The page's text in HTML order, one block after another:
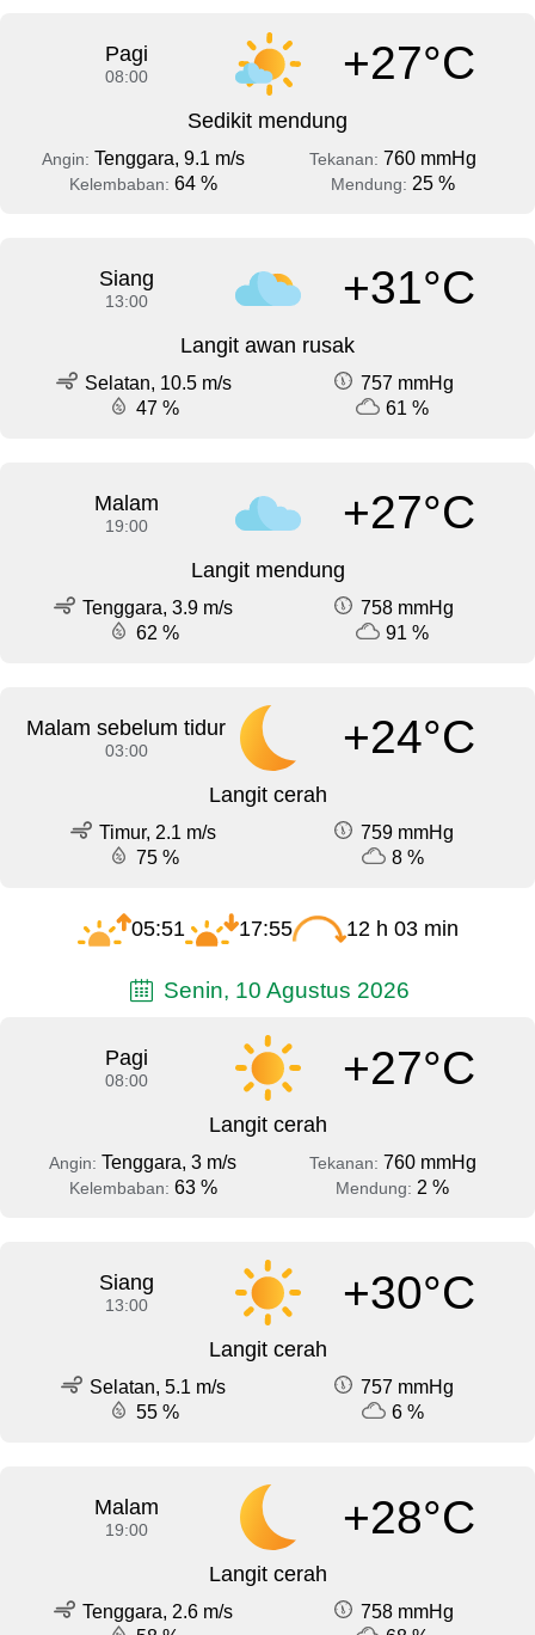
Pagi
08:00 +27°C
Sedikit mendung
Angin: Tenggara, 9.1 m/s Tekanan: 760 mmHg
Kelembaban: 64 % Mendung: 25 %
Siang
13:00 +31°C
Langit awan rusak
Selatan, 10.5 m/s
757 mmHg
47 %
61 %
Malam
19:00 +27°C
Langit mendung
Tenggara, 3.9 m/s
758 mmHg
62 %
91 %
Malam sebelum tidur
03:00 +24°C
Langit cerah
Timur, 2.1 m/s
759 mmHg
75 %
8 %
05:51 17:55 12 h 03 min
Senin, 10 Agustus 2026
Pagi
08:00 +27°C
Langit cerah
Angin: Tenggara, 3 m/s Tekanan: 760 mmHg
Kelembaban: 63 % Mendung: 2 %
Siang
13:00 +30°C
Langit cerah
Selatan, 5.1 m/s
757 mmHg
55 %
6 %
Malam
19:00 +28°C
Langit cerah
Tenggara, 2.6 m/s
758 mmHg